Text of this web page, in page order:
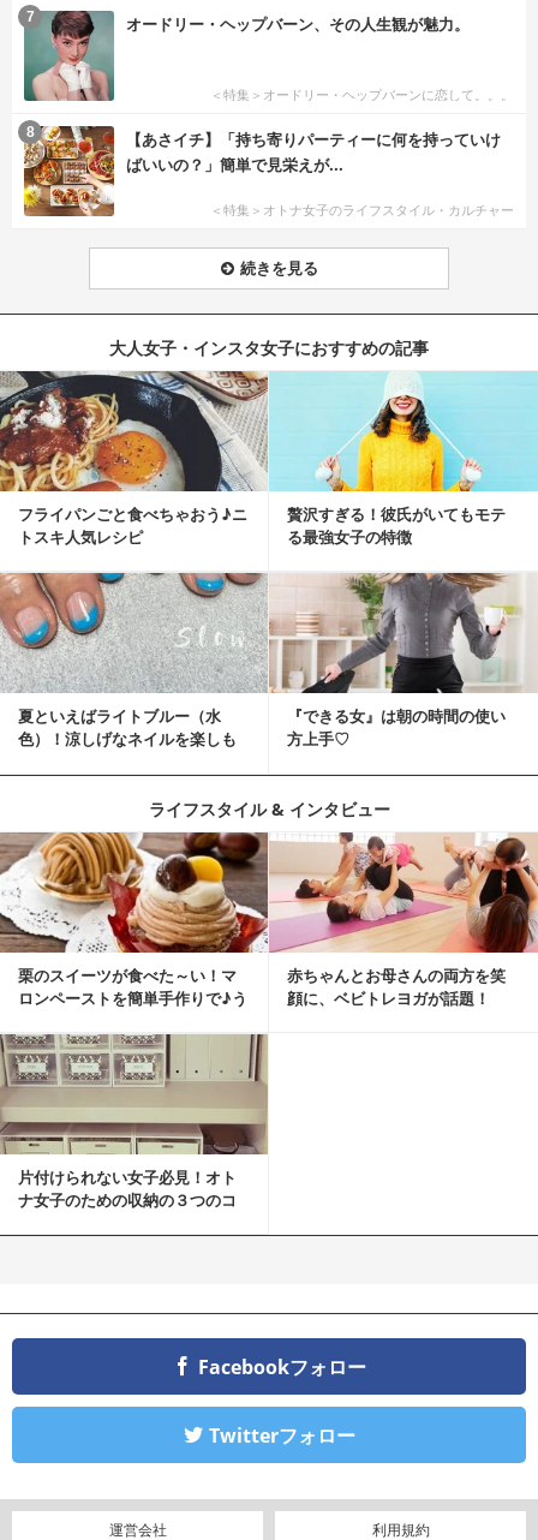
オードリー・ヘップバーン、その人生観が魅力。
＜特集＞オードリー・ヘップバーンに恋して。。。
7
【あさイチ】「持ち寄りパーティーに何を持っていけ
ばいいの？」簡単で見栄えが...
＜特集＞オトナ女子のライフスタイル・カルチャー
8
続きを見る
大人女子・インスタ女子におすすめの記事
フライパンごと食べちゃおう♪ニ
トスキ人気レシピ
贅沢すぎる！彼氏がいてもモテ
る最強女子の特徴
夏といえばライトブルー（水
色）！涼しげなネイルを楽しも
『できる女』は朝の時間の使い
方上手♡
ライフスタイル & インタビュー
栗のスイーツが食べた～い！マ
ロンペーストを簡単手作りで♪う
赤ちゃんとお母さんの両方を笑
顔に、ベビトレヨガが話題！
片付けられない女子必見！オト
ナ女子のための収納の３つのコ
Facebookフォロー
Twitterフォロー
運営会社 利用規約